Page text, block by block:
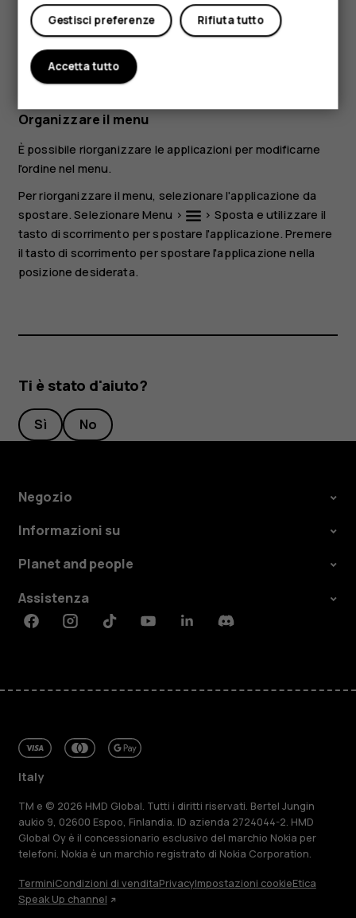
Il mio account
Premere il tasto di fine chiamata.
Organizzare il menu
È possibile riorganizzare le applicazioni per modificarne
l'ordine nel menu.
Per riorganizzare il menu, selezionare l'applicazione da
spostare. SelezionareMenu > > Sposta e utilizzare il
tasto di scorrimento per spostare l'applicazione. Premere
il tasto di scorrimento per spostare l'applicazione nella
posizione desiderata.
Ti è stato d'aiuto?
Sì No
Negozio
Informazioni su
Planet and people
Assistenza
FacebookInstagramTiktokYoutubeLinkedinDiscord
Italy
TM e © 2026 HMD Global. Tutti i diritti riservati. Bertel Jungin
aukio 9, 02600 Espoo, Finlandia. ID azienda 2724044-2. HMD
Global Oy è il concessionario esclusivo del marchio Nokia per
telefoni. Nokia è un marchio registrato di Nokia Corporation.
TerminiCondizioni di venditaPrivacyImpostazioni cookieEtica
Speak Up channel
Rifiuta tutto
Gestisci preferenze
Accetta tutto